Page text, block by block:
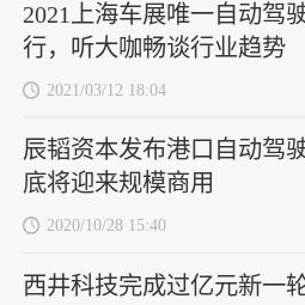
2021上海车展唯一自动驾
行，听大咖畅谈行业趋势
2021/03/12 18:04
辰韬资本发布港口自动驾
底将迎来规模商用
2020/10/28 15:40
西井科技完成过亿元新一